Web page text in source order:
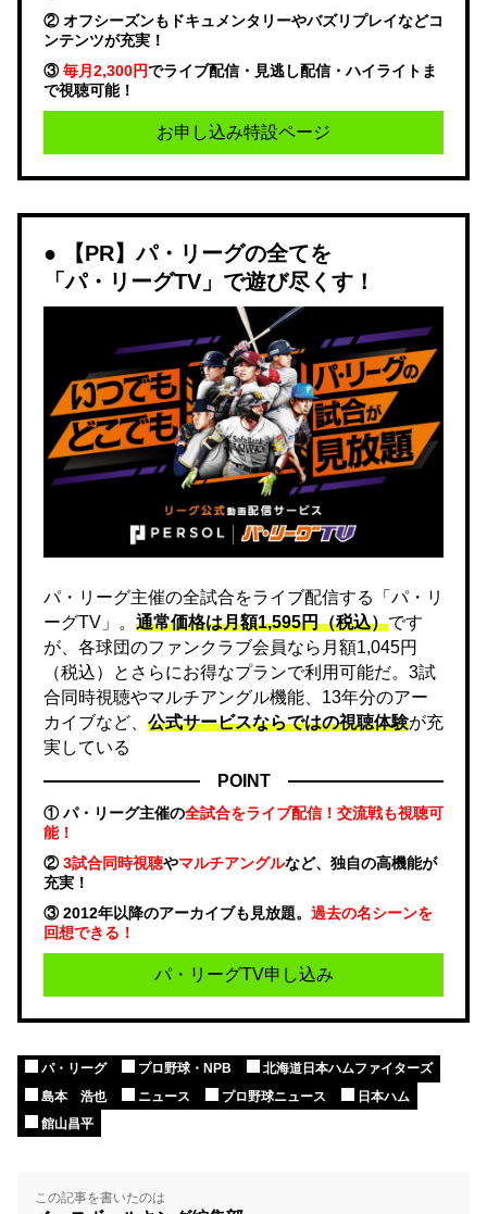
② オフシーズンもドキュメンタリーやバズリプレイなどコ
ンテンツが充実！
③毎月2,300円でライブ配信・見逃し配信・ハイライトま
で視聴可能！
お申し込み特設ページ
【PR】パ・リーグの全てを
「パ・リーグTV」で遊び尽くす！
パ・リーグ主催の全試合をライブ配信する「パ・リ
ーグTV」。 通常価格は月額1,595円（税込）です
が、各球団のファンクラブ会員なら月額1,045円
（税込）とさらにお得なプランで利用可能だ。3試
合同時視聴やマルチアングル機能、13年分のアー
カイブなど、 公式サービスならではの視聴体験が充
実している
POINT
① パ・リーグ主催の全試合をライブ配信！交流戦も視聴可
能！
②3試合同時視聴やマルチアングルなど、独自の高機能が
充実！
③ 2012年以降のアーカイブも見放題。 過去の名シーンを
回想できる！
パ・リーグTV申し込み
パ・リーグ プロ野球・NPB
北海道日本ハムファイターズ
島本 浩也
ニュース プロ野球ニュース
日本ハム
館山昌平
この記事を書いたのは